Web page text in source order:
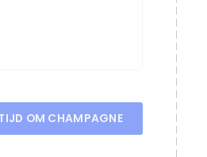
TIJD OM CHAMPAGNE